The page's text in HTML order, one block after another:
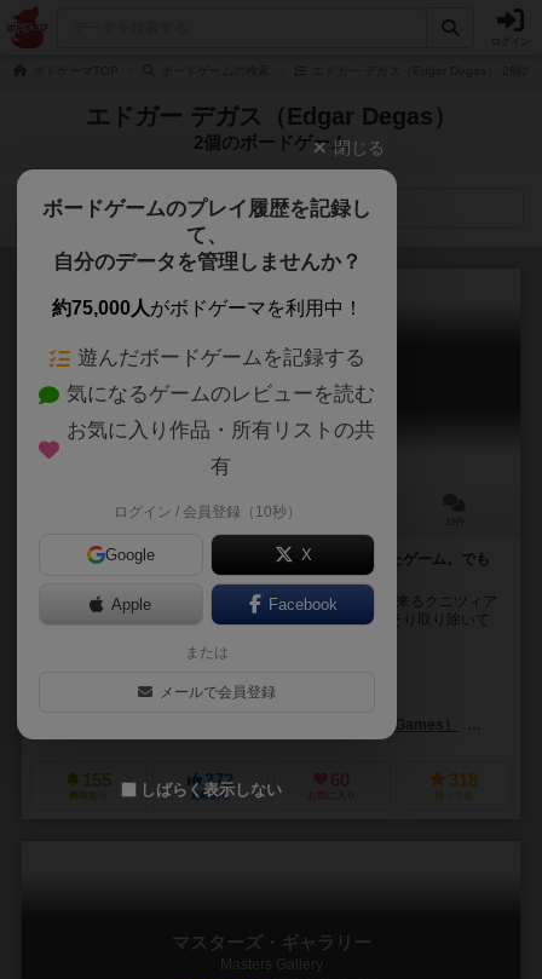
エドガー デガス（Edgar Degas）
2個のボードゲーム
検索メニュー
モダンアート：カードゲーム
Masters Gallery
20～30分
クニツィアの名作・モダンアートから競りを取り除いたゲーム。でも
しっかりモダンアートです。
「競りゲー、苦手なんです……」──そんなあなたも出来るクニツィア
の名作『モダンアート』のカード版。競り要素をごっそり取り除いて
エドガー・デガス（Edgar Degas）
イーグル-グリフォン・ゲームズ（Eagle-Gryphon Games）
155
興味あり
372
経験あり
60
お気に入り
318
持ってる
マスターズ・ギャラリー
Masters Gallery
閉じる
ボードゲームのプレイ履歴を記録し
て、
自分のデータを管理しませんか？
約75,000人がボドゲーマを利用中！
遊んだボードゲームを記録する
気になるゲームのレビューを読む
お気に入り作品・所有リストの共
有
ログイン / 会員登録（10秒）
Google X
Apple Facebook
または
メールで会員登録
しばらく表示しない